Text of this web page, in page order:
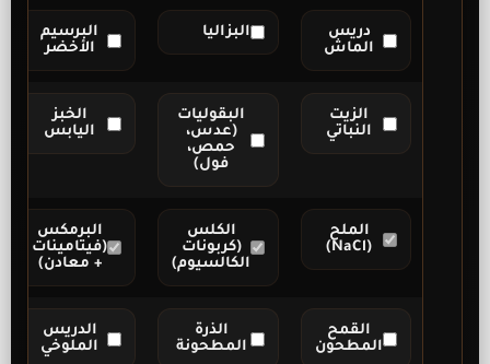
دريس
الماش
البزاليا
البرسيم
الأخضر
الزيت
النباتي
البقوليات
(عدس،
حمص،
فول)
الخبز
اليابس
الملح
(NaCl)
الكلس
(كربونات
الكالسيوم)
البرمكس
(فيتامينات
+ معادن)
القمح
المطحون
الذرة
المطحونة
الدريس
الملوخي